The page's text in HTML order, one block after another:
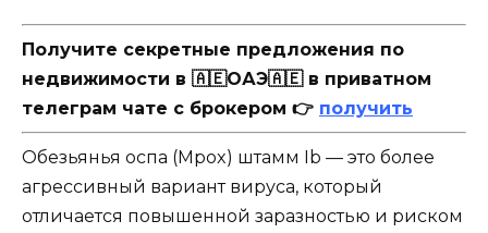
Получите секретные предложения по
недвижимости в 🇦🇪ОАЭ🇦🇪 в приватном
телеграм чате с брокером 👉 получить
Обезьянья оспа (Mpox) штамм Ib — это более
агрессивный вариант вируса, который
отличается повышенной заразностью и риском